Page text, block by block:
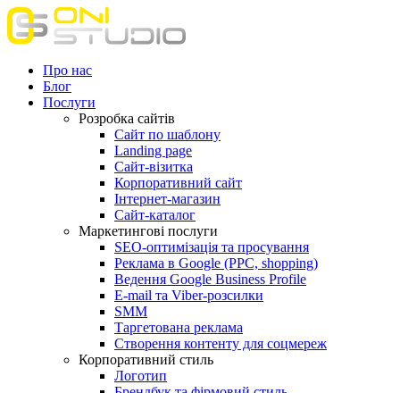
Про нас
Блог
Послуги
Розробка сайтів
Сайт по шаблону
Landing page
Сайт-візитка
Корпоративний сайт
Інтернет-магазин
Сайт-каталог
Маркетингові послуги
SEO-оптимізація та просування
Реклама в Google (PPC, shopping)
Ведення Google Business Profile
E-mail та Viber-розсилки
SMM
Таргетована реклама
Створення контенту для соцмереж
Корпоративний стиль
Логотип